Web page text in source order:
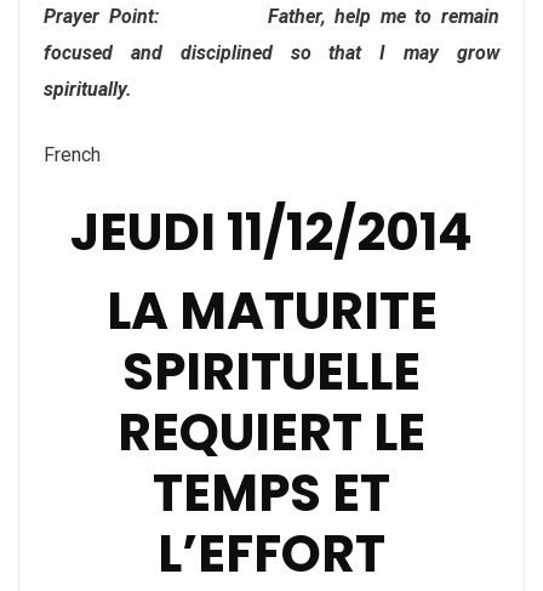
Prayer Point: Father, help me to remain
focused and disciplined so that I may grow
spiritually.
French
JEUDI 11/12/2014
LA MATURITE
SPIRITUELLE
REQUIERT LE
TEMPS ET
L’EFFORT